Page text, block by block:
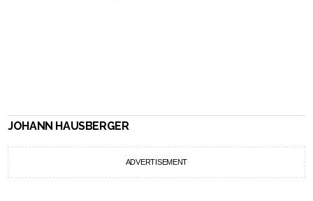
JOHANN HAUSBERGER
ADVERTISEMENT